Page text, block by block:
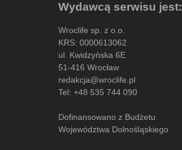
Wydawcą serwisu jest:
Wroclife sp. z o.o.
KRS: 0000613062
ul. Kwidzyńska 6E
51-416 Wrocław
redakcja@wroclife.pl
Tel: +48 535 744 090
Dofinansowano z Budżetu
Województwa Dolnośląskiego